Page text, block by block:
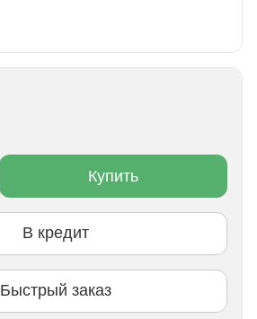
Купить
В кредит
Быстрый заказ